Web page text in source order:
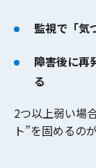
監視で「気
障害後に再
る
2つ以上弱い場
ト”を固めるの